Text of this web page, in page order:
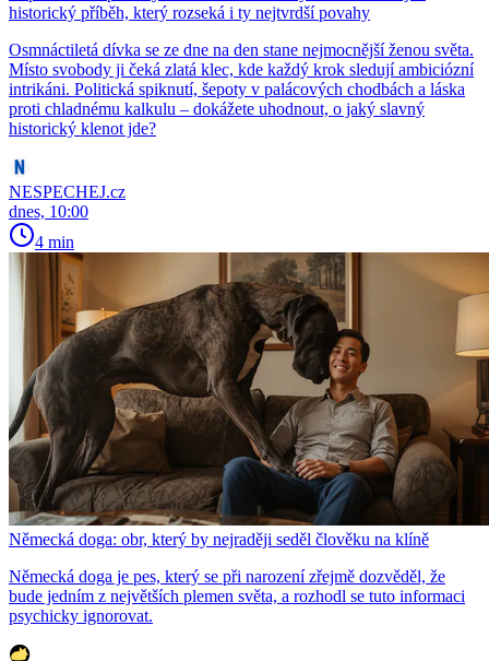
historický příběh, který rozseká i ty nejtvrdší povahy
Osmnáctiletá dívka se ze dne na den stane nejmocnější ženou světa.
Místo svobody ji čeká zlatá klec, kde každý krok sledují ambiciózní
intrikáni. Politická spiknutí, šepoty v palácových chodbách a láska
proti chladnému kalkulu – dokážete uhodnout, o jaký slavný
historický klenot jde?
NESPECHEJ.cz
dnes, 10:00
4 min
Německá doga: obr, který by nejraději seděl člověku na klíně
Německá doga je pes, který se při narození zřejmě dozvěděl, že
bude jedním z největších plemen světa, a rozhodl se tuto informaci
psychicky ignorovat.